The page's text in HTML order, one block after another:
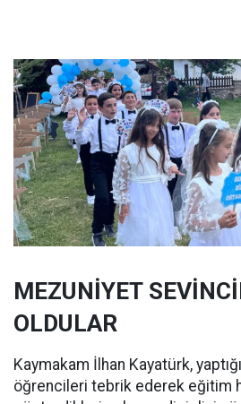
MEZUNİYET
OLDULAR
Kaymakam İlhan Kayatürk,
öğrencileri tebrik ederek eğitim